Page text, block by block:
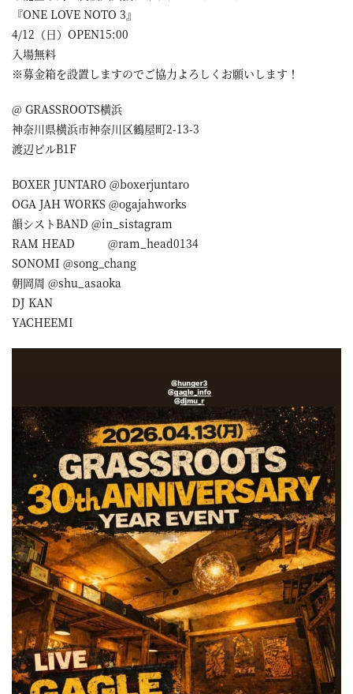
『ONE LOVE NOTO 3』
4/12（日）OPEN15:00
入場無料
※募金箱を設置しますのでご協力よろしくお願いします！
@ GRASSROOTS横浜
神奈川県横浜市神奈川区鶴屋町2-13-3
渡辺ビルB1F
BOXER JUNTARO @boxerjuntaro
OGA JAH WORKS @ogajahworks
韻シストBAND @in_sistagram
RAM HEAD @ram_head0134
SONOMI @song_chang
朝岡周 @shu_asaoka
DJ KAN
YACHEEMI